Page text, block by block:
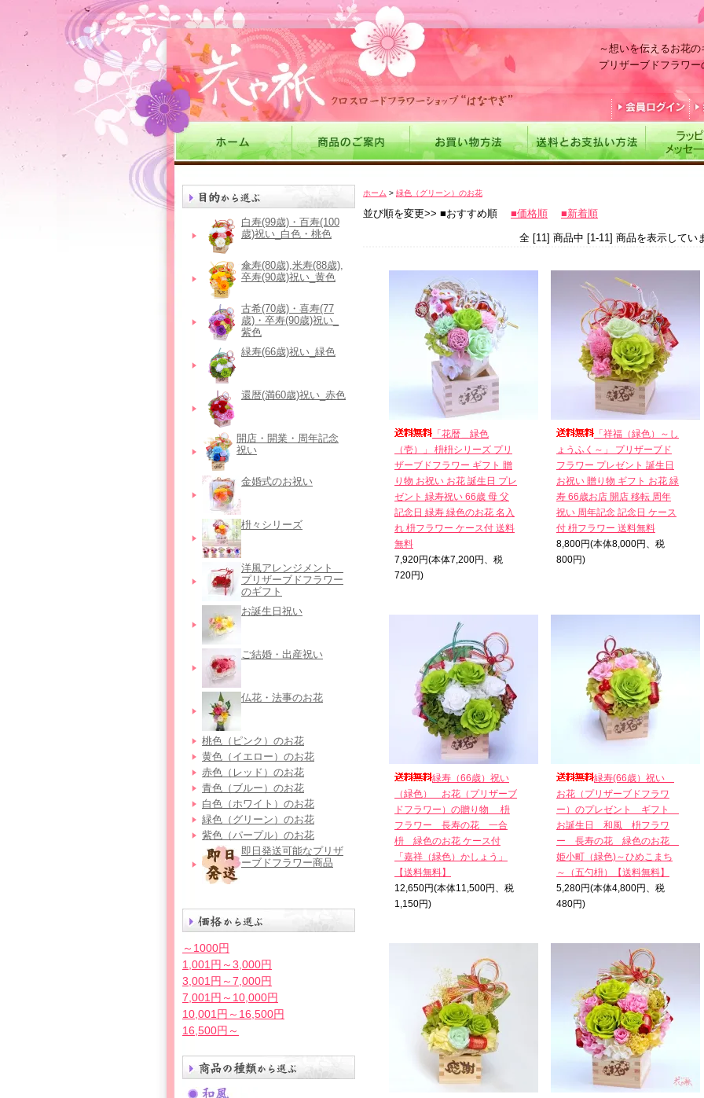
～想いを伝えるお花の
プリザーブドフラワー
白寿(99歳)・百寿(100
歳)祝い_白色・桃色
傘寿(80歳),米寿(88歳),
卒寿(90歳)祝い_黄色
古希(70歳)・喜寿(77
歳)・卒寿(90歳)祝い_
紫色
緑寿(66歳)祝い_緑色
還暦(満60歳)祝い_赤色
開店・開業・周年記念
祝い
金婚式のお祝い
枡々シリーズ
洋風アレンジメント＿
プリザーブドフラワー
のギフト
お誕生日祝い
ご結婚・出産祝い
仏花・法事のお花
桃色（ピンク）のお花
黄色（イエロー）のお花
赤色（レッド）のお花
青色（ブルー）のお花
白色（ホワイト）のお花
緑色（グリーン）のお花
紫色（パープル）のお花
即日発送可能なプリザ
ーブドフラワー商品
～1000円
1,001円～3,000円
3,001円～7,000円
7,001円～10,000円
10,001円～16,500円
16,500円～
ホーム > 緑色（グリーン）のお花
並び順を変更>> ■おすすめ順 ■価格順 ■新着順
全 [11] 商品中 [1-11] 商品を表示してい
「花暦＿緑色
（壱）」 枡枡シリーズ プリ
ザーブドフラワー ギフト 贈
り物 お祝い お花 誕生日 プレ
ゼント 緑寿祝い 66歳 母 父
記念日 緑寿 緑色のお花 名入
れ 枡フラワー ケース付 送料
無料
7,920円(本体7,200円、税
720円)
「祥福（緑色）～し
ょうふく～」 プリザーブド
フラワー プレゼント 誕生日
お祝い 贈り物 ギフト お花 緑
寿 66歳お店 開店 移転 周年
祝い 周年記念 記念日 ケース
付 枡フラワー 送料無料
8,800円(本体8,000円、税
800円)
緑寿（66歳）祝い
（緑色） お花（プリザーブ
ドフラワー）の贈り物 枡
フラワー 長寿の花 一合
枡 緑色のお花 ケース付
「嘉祥（緑色）かしょう」
【送料無料】
12,650円(本体11,500円、税
1,150円)
緑寿(66歳）祝い
お花（プリザーブドフラワ
ー）のプレゼント ギフト
お誕生日 和風 枡フラワ
ー 長寿の花 緑色のお花
姫小町（緑色)～ひめこまち
～（五勺枡）【送料無料】
5,280円(本体4,800円、税
480円)